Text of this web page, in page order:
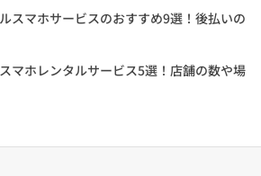
スマホサービスのおすすめ9選！後払いの
マホレンタルサービス5選！店舗の数や場